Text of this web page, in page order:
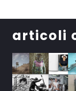
articoli